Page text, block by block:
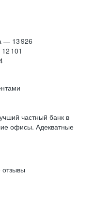
— 13 926
101
частный банк в
офисы. Адекватные
отзывы